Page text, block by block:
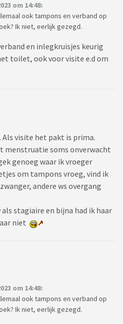
om 14:48:
ook tampons en verband op
Ik niet, eerlijk gezegd.
en inlegkruisjes keurig
toilet, ook voor visite e.d om
visite het pakt is prima.
menstruatie soms onverwacht
genoeg waar ik vroeger
om tampons vroeg, vind ik
andere ws overgang
stagiaire en bijna had ik haar
niet
om 14:48:
ook tampons en verband op
Ik niet, eerlijk gezegd.